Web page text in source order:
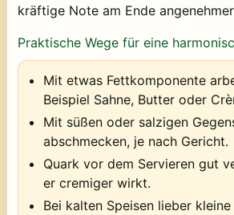
kräftige Note am Ende
Praktische Wege für eine
Mit etwas Fettkomponente
Beispiel Sahne, Butter oder
Mit süßen oder salzigen
abschmecken, je nach Gericht.
Quark vor dem Servieren gut
er cremiger wirkt.
Bei kalten Speisen lieber